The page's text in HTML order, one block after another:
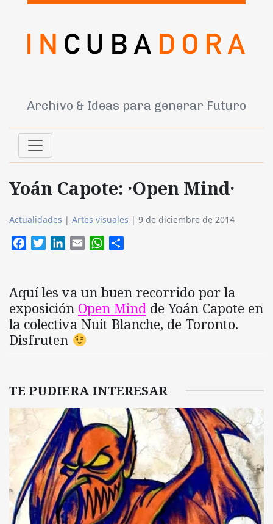
Archivo & Ideas para generar Futuro
Yoán Capote: ·Open Mind·
Actualidades | Artes visuales | 9 de diciembre de 2014
FacebookTwitterLinkedIn
Email WhatsApp
Aquí les va un buen recorrido por la
exposición Open Mind de Yoán Capote en
la colectiva Nuit Blanche, de Toronto.
Disfruten
TE PUDIERA INTERESAR